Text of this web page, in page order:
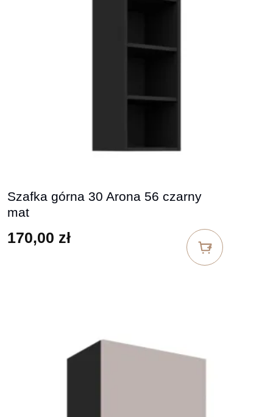
Szafka górna 30 Arona 56 czarny
mat
170,00 zł